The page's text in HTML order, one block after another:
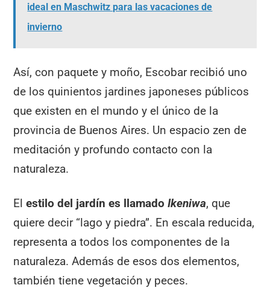
ideal en Maschwitz para las vacaciones de
invierno
Así, con paquete y moño, Escobar recibió uno
de los quinientos jardines japoneses públicos
que existen en el mundo y el único de la
provincia de Buenos Aires. Un espacio zen de
meditación y profundo contacto con la
naturaleza.
Elestilo del jardín es llamadoIkeniwa, que
quiere decir “lago y piedra”. En escala reducida,
representa a todos los componentes de la
naturaleza. Además de esos dos elementos,
también tiene vegetación y peces.